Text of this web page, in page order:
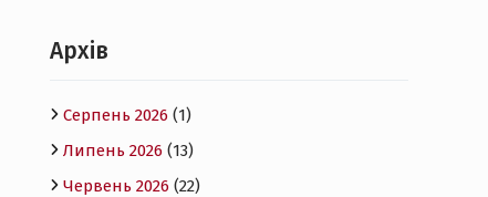
Архів
Серпень 2026 (1)
Липень 2026 (13)
Червень 2026 (22)